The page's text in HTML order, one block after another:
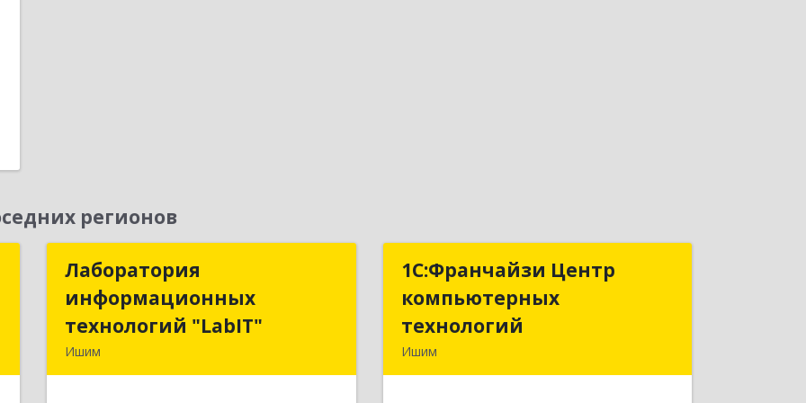
регионов
Лаборатория
информационных
технологий "LabIT"
Ишим
информационных
технологий "LabIT"
1С:Франчайзи Центр
компьютерных
технологий
Ишим
1С:Франчайзи Центр
компьютерных